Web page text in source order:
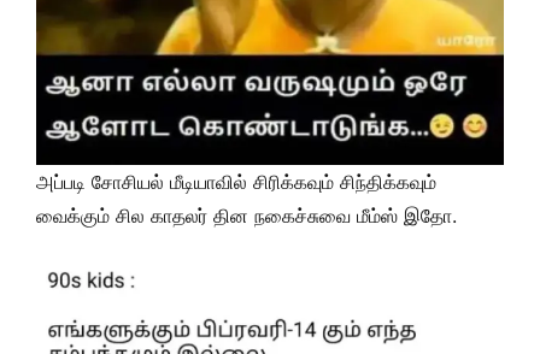
அப்படி சோசியல் மீடியாவில் சிரிக்கவும் சிந்திக்கவும்
வைக்கும் சில காதலர் தின நகைச்சுவை மீம்ஸ் இதோ.